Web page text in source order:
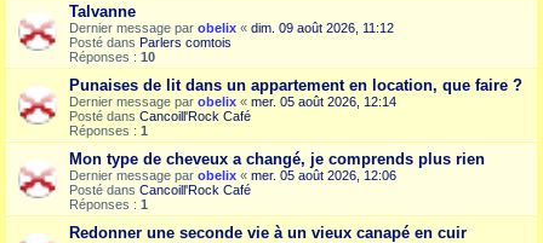
Talvanne
Dernier message par obelix « dim. 09 août 2026, 11:12
Posté dans Parlers comtois
Réponses : 10
Punaises de lit dans un appartement en location, que faire ?
Dernier message par obelix « mer. 05 août 2026, 12:14
Posté dans Cancoill'Rock Café
Réponses : 1
Mon type de cheveux a changé, je comprends plus rien
Dernier message par obelix « mer. 05 août 2026, 12:06
Posté dans Cancoill'Rock Café
Réponses : 1
Redonner une seconde vie à un vieux canapé en cuir